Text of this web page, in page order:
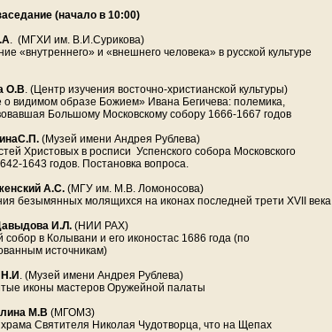
(начало в 10:00)
. (МГХИ им. В.И.Сурикова)
«внутреннего» и «внешнего человека» в русской культуре
О.В. (Центр изучения восточно-христианской культуры)
о видимом образе Божием» Ивана Бегичева: полемика,
Большому Московскому собору 1666-1667 годов
(Музей имени Андрея Рублева)
Христовых в росписи Успенского собора Московского
1643 годов. Постановка вопроса.
А.С. (МГУ им. М.В. Ломоносова)
безымянных молящихся на иконах последней трети XVII века
И.Л. (НИИ РАХ)
собор в Колывани и его иконостас 1686 года (по
источникам)
. (Музей имени Андрея Рублева)
иконы мастеров Оружейной палаты
М.В (МГОМЗ)
храма Святителя Николая Чудотворца, что на Щепах